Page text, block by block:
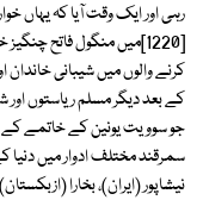
رہی اور ایک وقت آیا کہ یہاں
[1220]میں منگول فاتح
کرنے والوں میں شیبانی
کے بعد دیگر مسلم ریاستوں
جو سوویت یونین کے خاتمے کے
سمرقند مختلف ادوار میں دنیا
نیشاپور (ایران)، بخارا